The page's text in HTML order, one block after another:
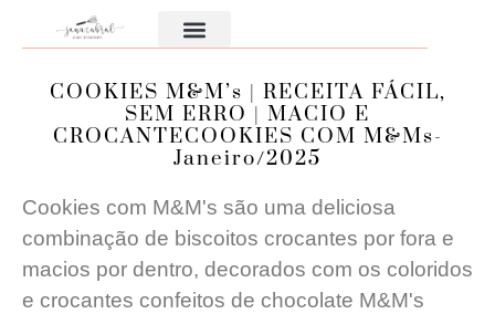
COOKIES M&M’s | RECEITA FÁCIL,
SEM ERRO | MACIO E
CROCANTECOOKIES COM M&Ms-
Janeiro/2025
Cookies com M&M's são uma deliciosa
combinação de biscoitos crocantes por fora e
macios por dentro, decorados com os coloridos
e crocantes confeitos de chocolate M&M's